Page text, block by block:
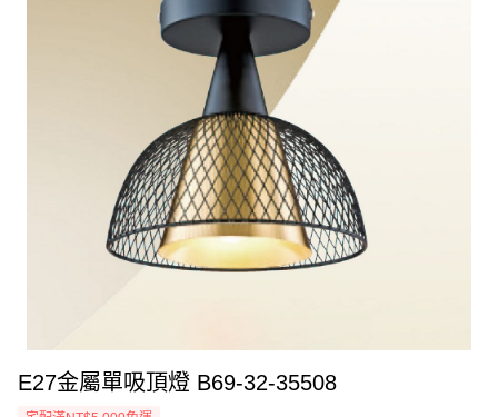
E27金屬單吸頂燈 B69-32-35508